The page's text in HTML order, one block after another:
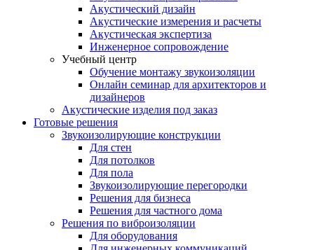
Акустический дизайн
Акустические измерения и расчеты
Акустическая экспертиза
Инженерное сопровождение
Учебный центр
Обучение монтажу звукоизоляции
Онлайн семинар для архитекторов и
дизайнеров
Акустические изделия под заказ
Готовые решения
Звукоизолирующие конструкции
Для стен
Для потолков
Для пола
Звукоизолирующие перегородки
Решения для бизнеса
Решения для частного дома
Решения по виброизоляции
Для оборудования